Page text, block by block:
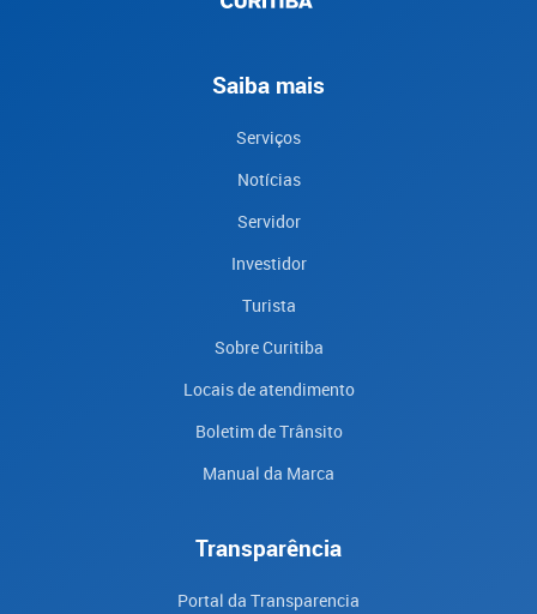
Saiba mais
Serviços
Notícias
Servidor
Investidor
Turista
Sobre Curitiba
Locais de atendimento
Boletim de Trânsito
Manual da Marca
Transparência
Portal da Transparencia